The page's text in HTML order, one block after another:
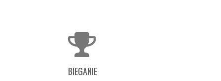
BIEGANIE